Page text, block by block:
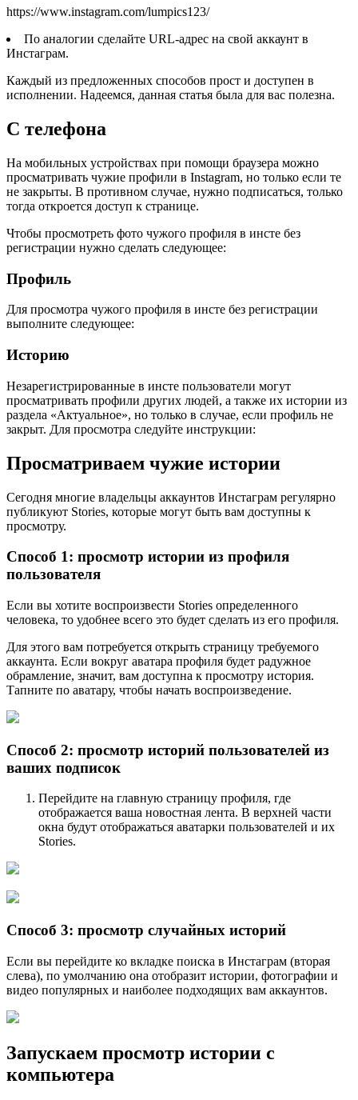
https://www.instagram.com/lumpics123/
По аналогии сделайте URL-адрес на свой аккаунт в
Инстаграм.
Каждый из предложенных способов прост и доступен в
исполнении. Надеемся, данная статья была для вас полезна.
С телефона
На мобильных устройствах при помощи браузера можно
просматривать чужие профили в Instagram, но только если те
не закрыты. В противном случае, нужно подписаться, только
тогда откроется доступ к странице.
Чтобы просмотреть фото чужого профиля в инсте без
регистрации нужно сделать следующее:
Профиль
Для просмотра чужого профиля в инсте без регистрации
выполните следующее:
Историю
Незарегистрированные в инсте пользователи могут
просматривать профили других людей, а также их истории из
раздела «Актуальное», но только в случае, если профиль не
закрыт. Для просмотра следуйте инструкции:
Просматриваем чужие истории
Сегодня многие владельцы аккаунтов Инстаграм регулярно
публикуют Stories, которые могут быть вам доступны к
просмотру.
Способ 1: просмотр истории из профиля
пользователя
Если вы хотите воспроизвести Stories определенного
человека, то удобнее всего это будет сделать из его профиля.
Для этого вам потребуется открыть страницу требуемого
аккаунта. Если вокруг аватара профиля будет радужное
обрамление, значит, вам доступна к просмотру история.
Тапните по аватару, чтобы начать воспроизведение.
Способ 2: просмотр историй пользователей из
ваших подписок
Перейдите на главную страницу профиля, где
отображается ваша новостная лента. В верхней части
окна будут отображаться аватарки пользователей и их
Stories.
Способ 3: просмотр случайных историй
Если вы перейдите ко вкладке поиска в Инстаграм (вторая
слева), по умолчанию она отобразит истории, фотографии и
видео популярных и наиболее подходящих вам аккаунтов.
Запускаем просмотр истории с
компьютера